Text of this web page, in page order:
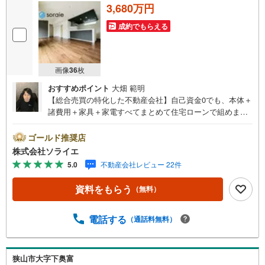
画像36枚
3,680万円
成約でもらえる
おすすめポイント 大畑 範明
【総合売買の特化した不動産会社】自己資金0でも、本体＋
諸費用＋家具＋家電すべてまとめて住宅ローンで組めま
スピーディをモットーにお客さん目線での営業を心がけて
おり、営業マンの差を実感してください！◆他社様でご紹
介されている物件も一緒にご提案できます。◆おまとめロ
ーン（消費者金融系・車のローン・カード系の借入・エア
コン等の電化製品等）もおまとめ可能です。◆お忙しいと
きは現地待合せ＆現地解散できます。◆勤続年数が1年未満
ください！売買・賃貸・売却相談・相続相談・空家管理・
合わせ・ご来店お待ちしております！（＾＾）！
ゴールド推奨店
株式会社ソライエ
5.0 不動産会社レビュー 22件
資料をもらう （無料）
電話する （通話料無料）
狭山市大字下奥富